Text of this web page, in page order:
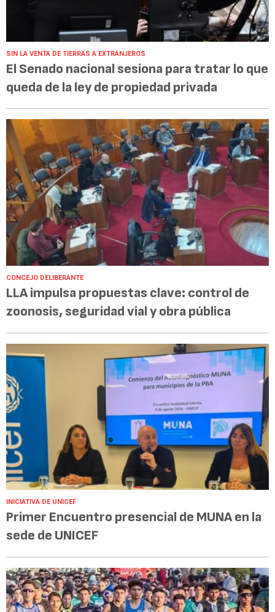
SIN LA VENTA DE TIERRAS A EXTRANJEROS
El Senado nacional sesiona para tratar lo que
queda de la ley de propiedad privada
CONCEJO DELIBERANTE
LLA impulsa propuestas clave: control de
zoonosis, seguridad vial y obra pública
INICIATIVA DE UNICEF
Primer Encuentro presencial de MUNA en la
sede de UNICEF